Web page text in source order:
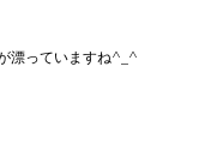
漂っていますね^_^